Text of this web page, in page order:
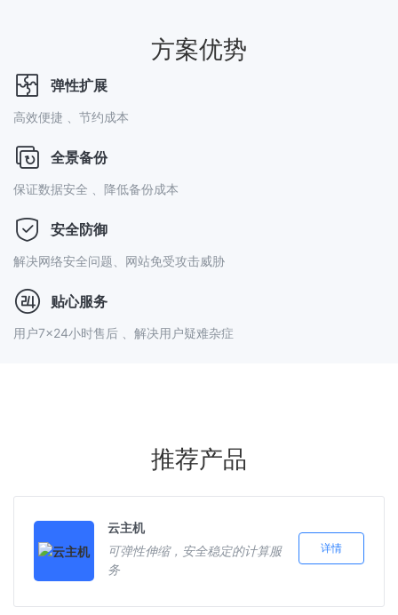
方案优势
弹性扩展
高效便捷 、节约成本
全景备份
保证数据安全 、降低备份成本
安全防御
解决网络安全问题、网站免受攻击威胁
贴心服务
用户7×24小时售后 、解决用户疑难杂症
推荐产品
云主机
可弹性伸缩，安全稳定的计算服
务
详情